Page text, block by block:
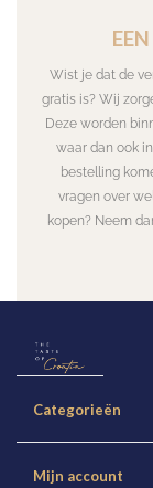
Wist je dat de
gratis is? Wij
Deze worden
waar dan ook
bestelling
vragen over
kopen? Neem
Categorieën
Mijn account